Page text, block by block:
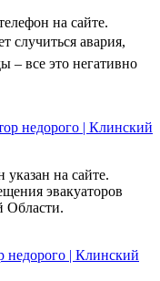
на сайте.
случиться авария,
– все это негативно
недорого | Клинский
на сайте.
эвакуаторов
Области.
недорого | Клинский